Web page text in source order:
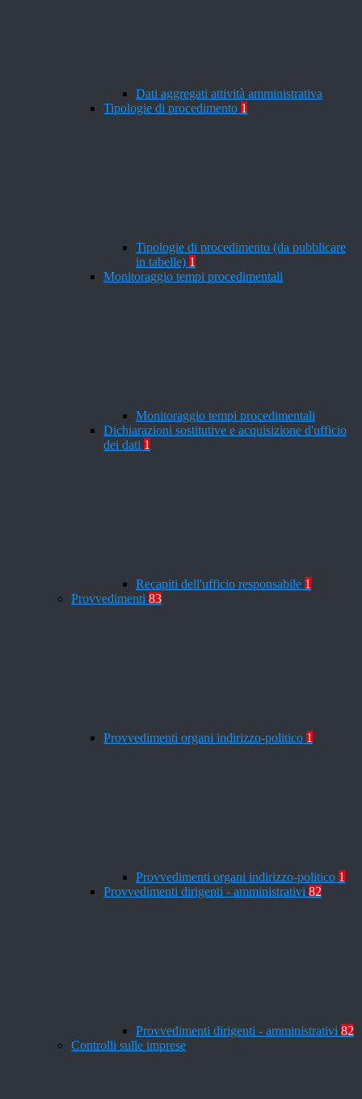
Dati aggregati attività amministrativa
Tipologie di procedimento 1
Tipologie di procedimento (da pubblicare
in tabelle) 1
Monitoraggio tempi procedimentali
Monitoraggio tempi procedimentali
Dichiarazioni sostitutive e acquisizione d'ufficio
dei dati 1
Recapiti dell'ufficio responsabile 1
Provvedimenti 83
Provvedimenti organi indirizzo-politico 1
Provvedimenti organi indirizzo-politico 1
Provvedimenti dirigenti - amministrativi 82
Provvedimenti dirigenti - amministrativi 82
Controlli sulle imprese